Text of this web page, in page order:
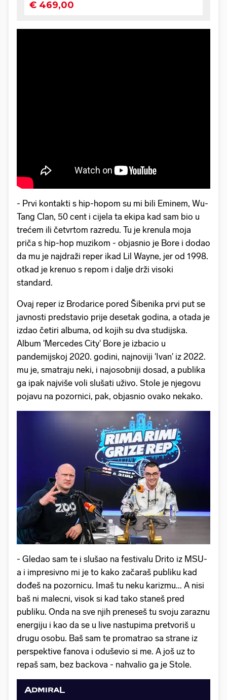
- Prvi kontakti s hip-hopom su mi bili Eminem, Wu-
Tang Clan, 50 cent i cijela ta ekipa kad sam bio u
trećem ili četvrtom razredu. Tu je krenula moja
priča s hip-hop muzikom - objasnio je Bore i dodao
da mu je najdraži reper ikad Lil Wayne, jer od 1998.
otkad je krenuo s repom i dalje drži visoki
standard.
Ovaj reper iz Brodarice pored Šibenika prvi put se
javnosti predstavio prije desetak godina, a otada je
izdao četiri albuma, od kojih su dva studijska.
Album 'Mercedes City' Bore je izbacio u
pandemijskoj 2020. godini, najnoviji 'Ivan' iz 2022.
mu je, smatraju neki, i najosobniji dosad, a publika
ga ipak najviše voli slušati uživo. Stole je njegovu
pojavu na pozornici, pak, objasnio ovako nekako.
- Gledao sam te i slušao na festivalu Drito iz MSU-
a i impresivno mi je to kako začaraš publiku kad
dođeš na pozornicu. Imaš tu neku karizmu... A nisi
baš ni malecni, visok si kad tako staneš pred
publiku. Onda na sve njih preneseš tu svoju zaraznu
energiju i kao da se u live nastupima pretvoriš u
drugu osobu. Baš sam te promatrao sa strane iz
perspektive fanova i oduševio si me. A još uz to
repaš sam, bez backova - nahvalio ga je Stole.